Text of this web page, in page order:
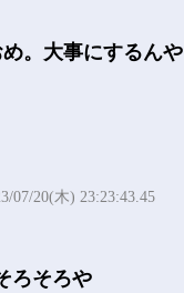
。大事にするんや
07/20(木) 23:23:43.45
ろそろや